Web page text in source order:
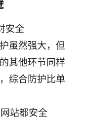
安全
虽然强大，但
其他环节同样
综合防护比单
站都安全